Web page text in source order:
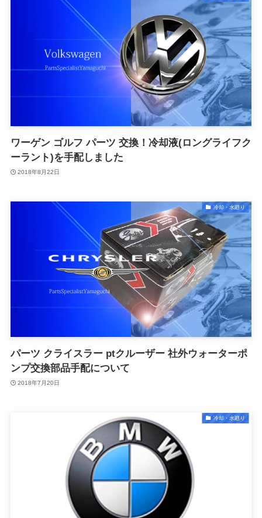
ワーゲン ゴルフ パーツ 交換！冷却液(ロングライフク
ーラント)を手配しました
2018年8月22日
冷却・水廻り
パーツ クライスラー ptクルーザー 社外ウォーターポ
ンプ交換部品手配について
2018年7月20日
冷却・水廻り